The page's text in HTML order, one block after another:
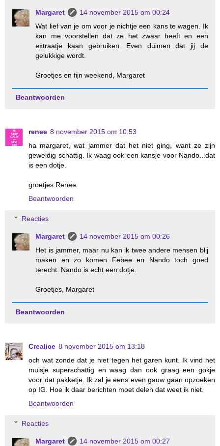
Margaret
14 november 2015 om 00:24
Wat lief van je om voor je nichtje een kans te wagen. Ik
kan me voorstellen dat ze het zwaar heeft en een
extraatje kaan gebruiken. Even duimen dat jij de
gelukkige wordt.
Groetjes en fijn weekend, Margaret
Beantwoorden
renee 8 november 2015 om 10:53
ha margaret, wat jammer dat het niet ging, want ze zijn
geweldig schattig. Ik waag ook een kansje voor Nando...dat
is een dotje.
groetjes Renee
Beantwoorden
Reacties
Margaret
14 november 2015 om 00:26
Het is jammer, maar nu kan ik twee andere mensen blij
maken en zo komen Febee en Nando toch goed
terecht. Nando is echt een dotje.
Groetjes, Margaret
Beantwoorden
Crealice 8 november 2015 om 13:18
och wat zonde dat je niet tegen het garen kunt. Ik vind het
muisje superschattig en waag dan ook graag een gokje
voor dat pakketje. Ik zal je eens even gauw gaan opzoeken
op IG. Hoe ik daar berichten moet delen dat weet ik niet.
Beantwoorden
Reacties
Margaret
14 november 2015 om 00:27